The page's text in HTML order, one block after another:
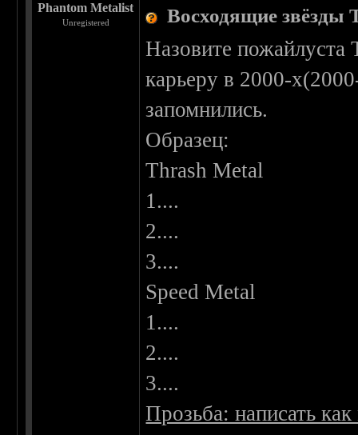
Phantom Metalist
Unregistered Восходящие звёзды
Назовите
карьеру в 2000-
запомнились.
Образец:
Thrash Metal
1....
2....
3....
Speed Metal
1....
2....
3....
Прозьба: написать